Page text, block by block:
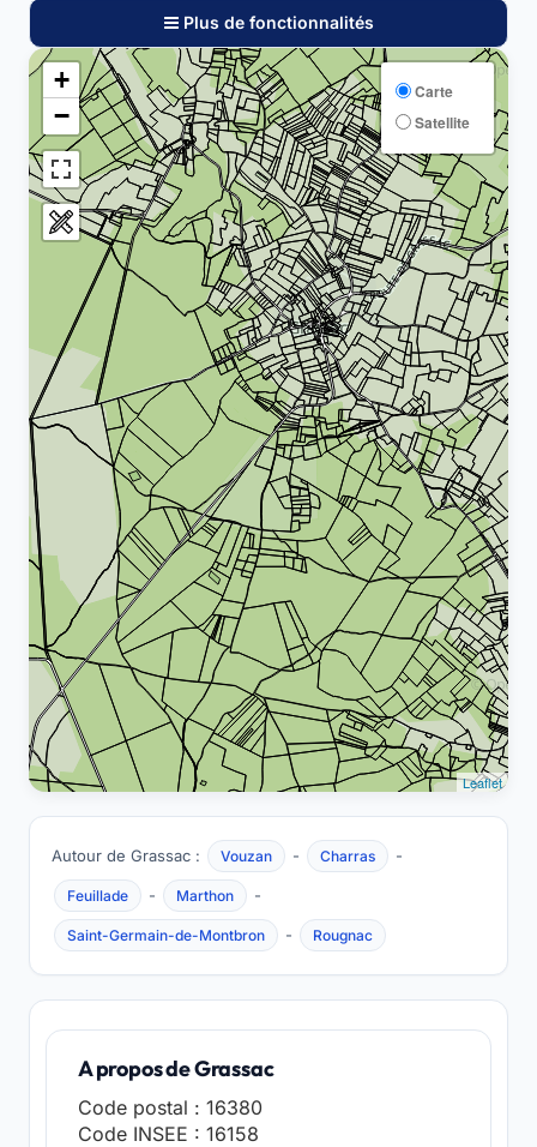
Plus de fonctionnalités
+
−
Carte
Satellite
Leaflet
Autour de Grassac : Vouzan - Charras -
Feuillade - Marthon -
Saint-Germain-de-Montbron - Rougnac
A propos de Grassac
Code postal : 16380
Code INSEE : 16158